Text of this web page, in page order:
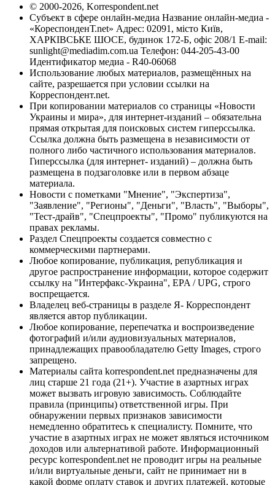
© 2000-2026, Korrespondent.net
Субъект в сфере онлайн-медиа Название онлайн-медиа -
«КореспонденТ.net» Адрес: 02091, місто Київ,
ХАРКІВСЬКЕ ШОСЕ, будинок 172-Б, офіс 208/1 E-mail:
sunlight@mediadim.com.ua Телефон: 044-205-43-00
Идентификатор медиа - R40-06068
Использование любых материалов, размещённых на
сайте, разрешается при условии ссылки на
Корреспондент.net.
При копировании материалов со страницы «Новости
Украины и мира», для интернет-изданий – обязательна
прямая открытая для поисковых систем гиперссылка.
Ссылка должна быть размещена в независимости от
полного либо частичного использования материалов.
Гиперссылка (для интернет- изданий) – должна быть
размещена в подзаголовке или в первом абзаце
материала.
Новости с пометками "Мнение", "Экспертиза",
"Заявление", "Регионы", "Деньги", "Власть", "Выборы",
"Тест-драйв", "Спецпроекты", "Промо" публикуются на
правах рекламы.
Раздел Спецпроекты создается совместно с
коммерческими партнерами.
Любое копирование, публикация, републикация и
другое распространение информации, которое содержит
ссылку на "Интерфакс-Украина", EPA / UPG, строго
воспрещается.
Владелец веб-страницы в разделе Я- Корреспондент
является автор публикации.
Любое копирование, перепечатка и воспроизведение
фотографий и/или аудиовизуальных материалов,
принадлежащих правообладателю Getty Images, строго
запрещено.
Материалы сайта korrespondent.net предназначены для
лиц старше 21 года (21+). Участие в азартных играх
может вызвать игровую зависимость. Соблюдайте
правила (принципы) ответственной игры. При
обнаружении первых признаков зависимости
немедленно обратитесь к специалисту. Помните, что
участие в азартных играх не может являться источником
доходов или альтернативой работе. Информационный
ресурс korrespondent.net не проводит игры на реальные
и/или виртуальные деньги, сайт не принимает ни в
какой форме оплату ставок и других платежей, которые